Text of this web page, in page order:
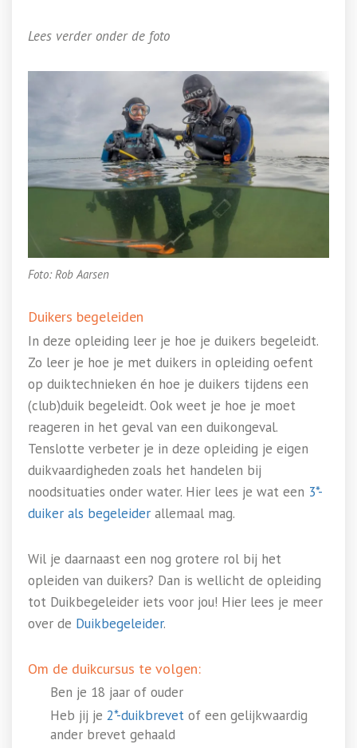
Lees verder onder de foto
Foto: Rob Aarsen
Duikers begeleiden
In deze opleiding leer je hoe je duikers begeleidt.
Zo leer je hoe je met duikers in opleiding oefent
op duiktechnieken én hoe je duikers tijdens een
(club)duik begeleidt. Ook weet je hoe je moet
reageren in het geval van een duikongeval.
Tenslotte verbeter je in deze opleiding je eigen
duikvaardigheden zoals het handelen bij
noodsituaties onder water. Hier lees je wat een 3*-
duiker als begeleider allemaal mag.
Wil je daarnaast een nog grotere rol bij het
opleiden van duikers? Dan is wellicht de opleiding
tot Duikbegeleider iets voor jou! Hier lees je meer
over de Duikbegeleider.
Om de duikcursus te volgen:
Ben je 18 jaar of ouder
Heb jij je 2*-duikbrevet of een gelijkwaardig
ander brevet gehaald